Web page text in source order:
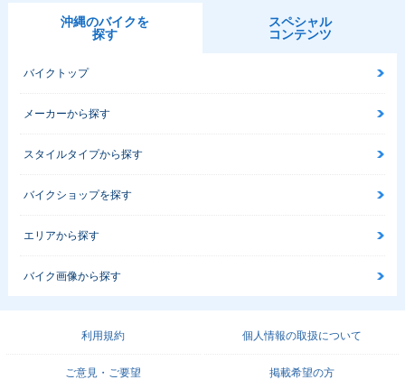
沖縄のバイクを
探す
スペシャル
コンテンツ
バイクトップ
メーカーから探す
スタイルタイプから探す
バイクショップを探す
エリアから探す
バイク画像から探す
利用規約 個人情報の取扱について
ご意見・ご要望 掲載希望の方